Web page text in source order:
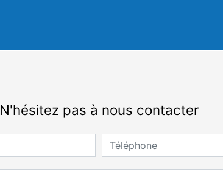
N'hésitez pas à nous contacter